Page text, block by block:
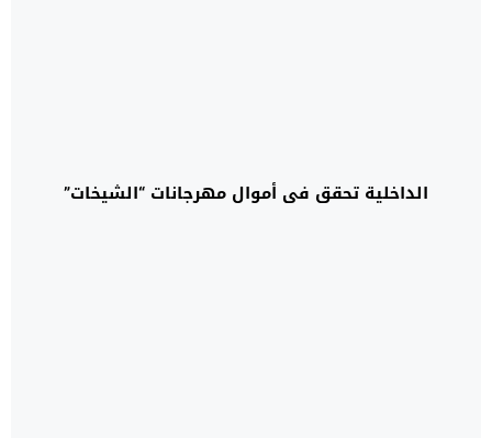
الداخلية تحقق في أموال مهرجانات “الشيخات”